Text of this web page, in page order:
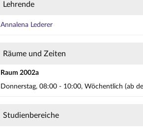
Lehrende
Annalena Lederer
Räume und Zeiten
Raum 2002a
Donnerstag, 08:00 - 10:00, Wöchentlich (ab
Studienbereiche